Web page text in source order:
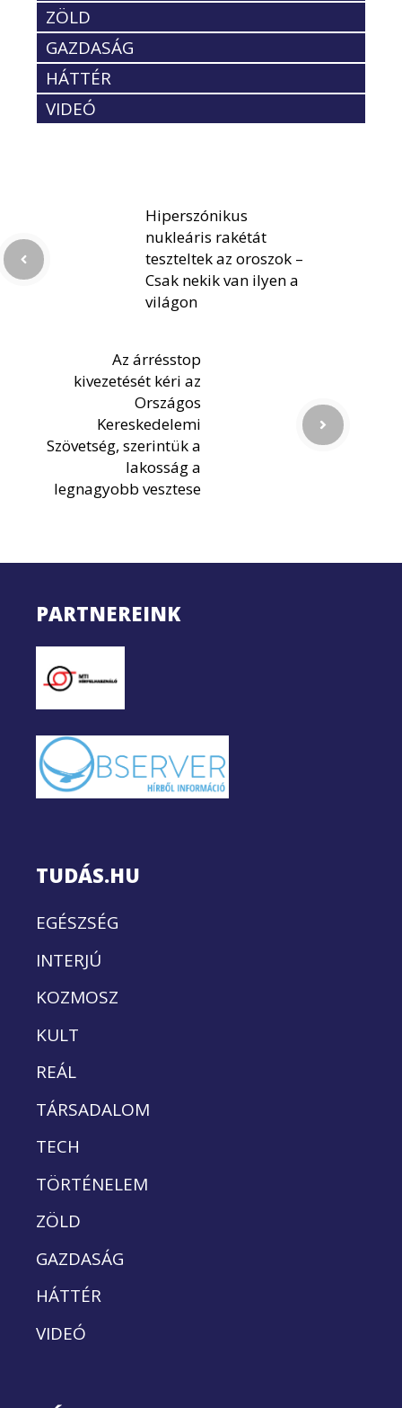
ZÖLD
GAZDASÁG
HÁTTÉR
VIDEÓ
Hiperszónikus
nukleáris rakétát
teszteltek az oroszok –
Csak nekik van ilyen a
világon
Az árrésstop
kivezetését kéri az
Országos
Kereskedelemi
Szövetség, szerintük a
lakosság a
legnagyobb vesztese
PARTNEREINK
TUDÁS.HU
EGÉSZSÉG
INTERJÚ
KOZMOSZ
KULT
REÁL
TÁRSADALOM
TECH
TÖRTÉNELEM
ZÖLD
GAZDASÁG
HÁTTÉR
VIDEÓ